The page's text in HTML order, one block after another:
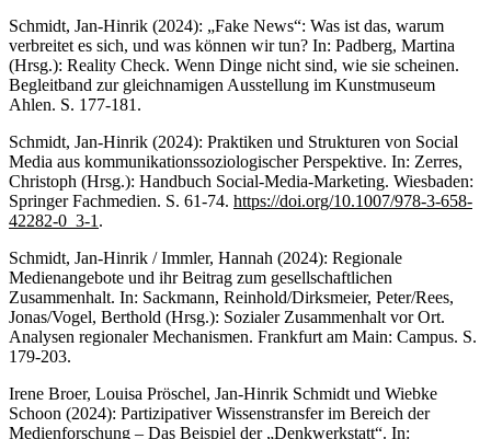
Schmidt, Jan-Hinrik (2024): „Fake News“: Was ist das, warum
verbreitet es sich, und was können wir tun? In: Padberg, Martina
(Hrsg.): Reality Check. Wenn Dinge nicht sind, wie sie scheinen.
Begleitband zur gleichnamigen Ausstellung im Kunstmuseum
Ahlen. S. 177-181.
Schmidt, Jan-Hinrik (2024): Praktiken und Strukturen von Social
Media aus kommunikationssoziologischer Perspektive. In: Zerres,
Christoph (Hrsg.): Handbuch Social-Media-Marketing. Wiesbaden:
Springer Fachmedien. S. 61-74. https://doi.org/10.1007/978-3-658-
42282-0_3-1 .
Schmidt, Jan-Hinrik / Immler, Hannah (2024): Regionale
Medienangebote und ihr Beitrag zum gesellschaftlichen
Zusammenhalt. In: Sackmann, Reinhold/Dirksmeier, Peter/Rees,
Jonas/Vogel, Berthold (Hrsg.): Sozialer Zusammenhalt vor Ort.
Analysen regionaler Mechanismen. Frankfurt am Main: Campus. S.
179-203.
Irene Broer, Louisa Pröschel, Jan-Hinrik Schmidt und Wiebke
Schoon (2024): Partizipativer Wissenstransfer im Bereich der
Medienforschung – Das Beispiel der „Denkwerkstatt“. In: